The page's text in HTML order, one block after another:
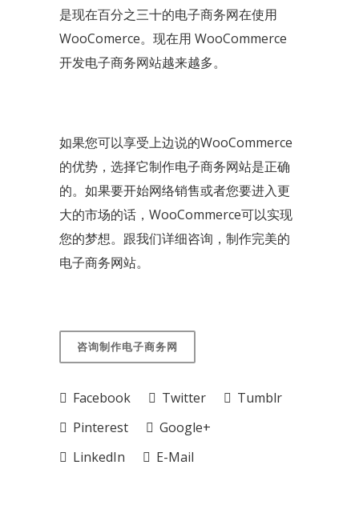
是现在百分之三十的电子商务网在使用
WooComerce。现在用 WooCommerce
开发电子商务网站越来越多。
如果您可以享受上边说的WooCommerce
的优势，选择它制作电子商务网站是正确
的。如果要开始网络销售或者您要进入更
大的市场的话，WooCommerce可以实现
您的梦想。跟我们详细咨询，制作完美的
电子商务网站。
咨询制作电子商务网
Facebook Twitter
Tumblr
Pinterest
Google+
LinkedIn
E-Mail